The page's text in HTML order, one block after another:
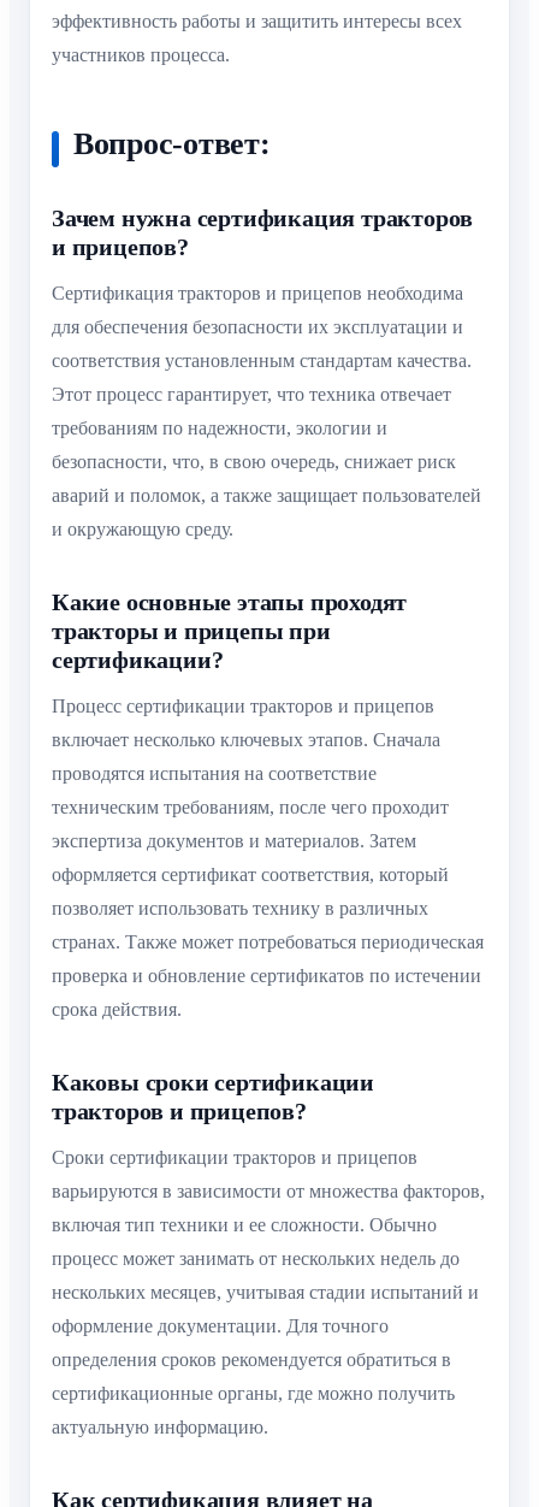
эффективность работы и защитить интересы всех
участников процесса.
Вопрос-ответ:
Зачем нужна сертификация тракторов
и прицепов?
Сертификация тракторов и прицепов необходима
для обеспечения безопасности их эксплуатации и
соответствия установленным стандартам качества.
Этот процесс гарантирует, что техника отвечает
требованиям по надежности, экологии и
безопасности, что, в свою очередь, снижает риск
аварий и поломок, а также защищает пользователей
и окружающую среду.
Какие основные этапы проходят
тракторы и прицепы при
сертификации?
Процесс сертификации тракторов и прицепов
включает несколько ключевых этапов. Сначала
проводятся испытания на соответствие
техническим требованиям, после чего проходит
экспертиза документов и материалов. Затем
оформляется сертификат соответствия, который
позволяет использовать технику в различных
странах. Также может потребоваться периодическая
проверка и обновление сертификатов по истечении
срока действия.
Каковы сроки сертификации
тракторов и прицепов?
Сроки сертификации тракторов и прицепов
варьируются в зависимости от множества факторов,
включая тип техники и ее сложности. Обычно
процесс может занимать от нескольких недель до
нескольких месяцев, учитывая стадии испытаний и
оформление документации. Для точного
определения сроков рекомендуется обратиться в
сертификационные органы, где можно получить
актуальную информацию.
Как сертификация влияет на